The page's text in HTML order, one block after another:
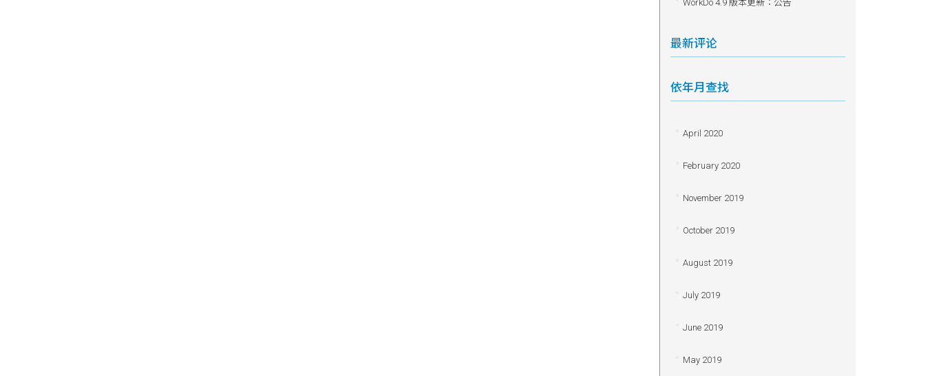
WorkDo 4.9 版本更新：公告
最新评论
依年月查找
April 2020
February 2020
November 2019
October 2019
August 2019
July 2019
June 2019
May 2019